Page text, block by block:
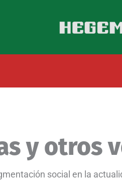
y otros
social en la